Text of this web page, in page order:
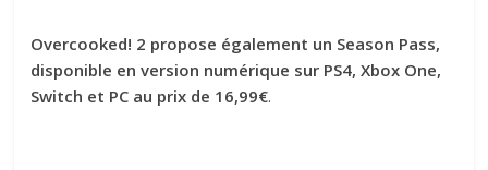
Overcooked! 2 propose également un Season Pass,
disponible en version numérique sur PS4, Xbox One,
Switch et PC au prix de 16,99€.